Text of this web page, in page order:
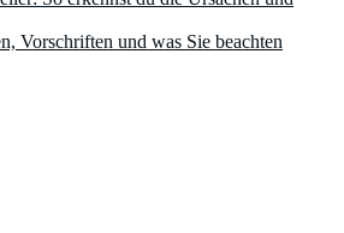
Vorschriften und was Sie beachten